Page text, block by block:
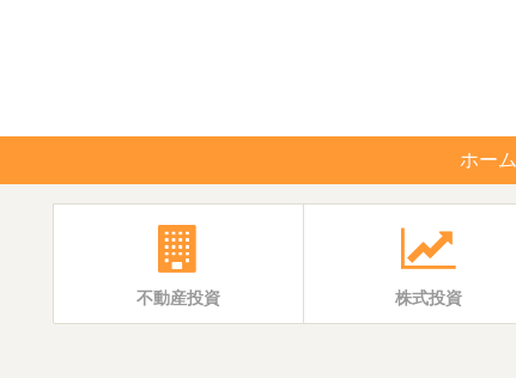
ホーム
不動産投資 株式投資